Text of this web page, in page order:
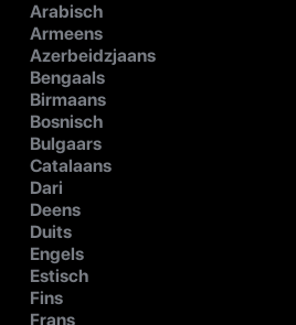
Arabisch
Armeens
Azerbeidzjaans
Bengaals
Birmaans
Bosnisch
Bulgaars
Catalaans
Dari
Deens
Duits
Engels
Estisch
Fins
Frans